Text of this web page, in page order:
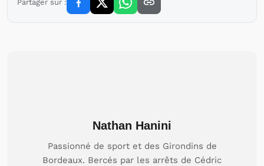
Partager sur :
Nathan Hanini
Passionné de sport et des Girondins de
Bordeaux. Bercés par les arrêts de Cédric